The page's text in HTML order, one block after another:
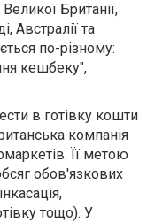
Британії,
Австралії та
по-різному:
кешбеку",
в готівку кошти
компанія
Її метою
обов'язкових
тощо). У